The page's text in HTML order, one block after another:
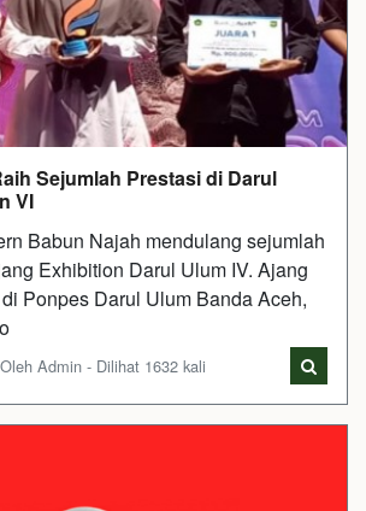
Sejumlah Prestasi di Darul
VI
Babun Najah mendulang sejumlah
Exhibition Darul Ulum IV. Ajang
Ponpes Darul Ulum Banda Aceh,
Admin - Dilihat 1632 kali